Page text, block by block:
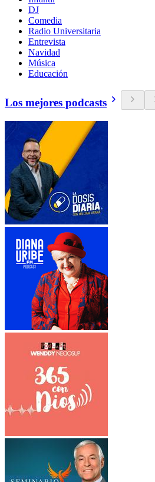
DJ
Comedia
Radio Universitaria
Entrevista
Navidad
Música
Educación
Los mejores podcasts